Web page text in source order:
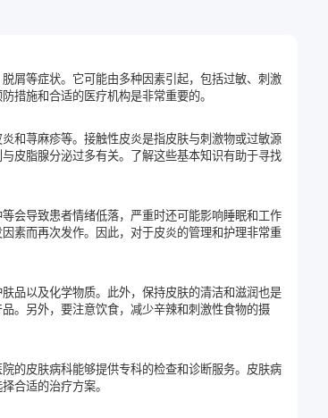
屑等症状。它可能由多种因素引起，包括过敏、刺激
措施和合适的医疗机构是非常重要的。
和荨麻疹等。接触性皮炎是指皮肤与刺激物或过敏源
皮脂腺分泌过多有关。了解这些基本知识有助于寻找
会导致患者情绪低落，严重时还可能影响睡眠和工作
素而再次发作。因此，对于皮炎的管理和护理非常重
品以及化学物质。此外，保持皮肤的清洁和滋润也是
。另外，要注意饮食，减少辛辣和刺激性食物的摄
的皮肤病科能够提供专科的检查和诊断服务。皮肤病
合适的治疗方案。